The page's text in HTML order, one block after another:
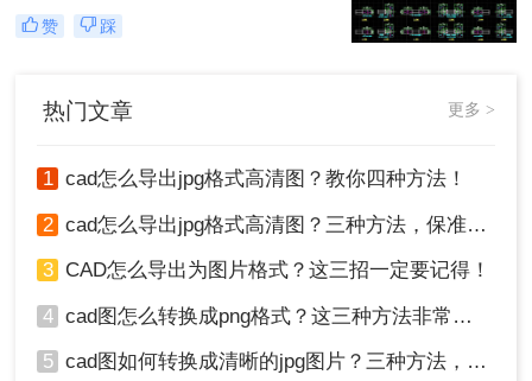
便的传送和分享，有需要的小伙伴可
以自行试试。下面就来详细的讲解一
赞 踩
热门文章 更多 >
1 cad怎么导出jpg格式高清图？教你四种方法！
2 cad怎么导出jpg格式高清图？三种方法，保准一看就会！
3 CAD怎么导出为图片格式？这三招一定要记得！
4 cad图怎么转换成png格式？这三种方法非常实用！
5 cad图如何转换成清晰的jpg图片？三种方法，保准一看就会!！